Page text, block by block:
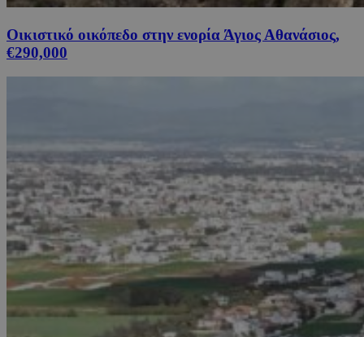
Οικιστικό οικόπεδο στην ενορία Άγιος Αθανάσιος,
€290,000